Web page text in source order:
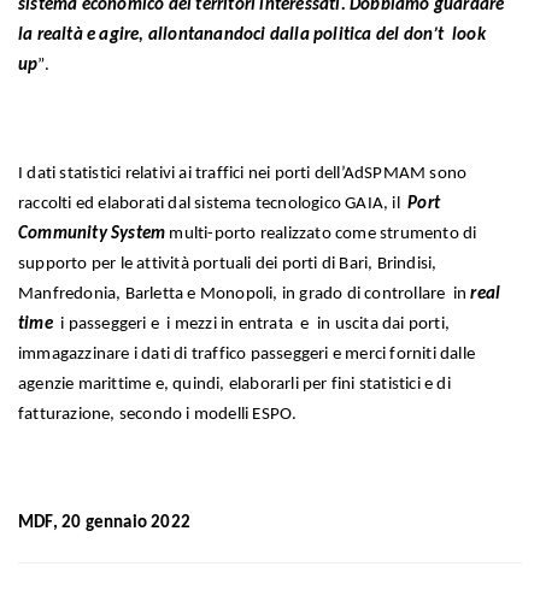
sistema economico dei territori interessati. Dobbiamo guardare
la realtà e agire, allontanandoci dalla politica del don’t look
up”.
I dati statistici relativi ai traffici nei porti dell’AdSPMAM sono
raccolti ed elaborati dal sistema tecnologico GAIA, ilPort
Community System multi-porto realizzato come strumento di
supporto per le attività portuali dei porti di Bari, Brindisi,
Manfredonia, Barletta e Monopoli, in grado di controllare inreal
timei passeggeri e i mezzi in entrata e in uscita dai porti,
immagazzinare i dati di traffico passeggeri e merci forniti dalle
agenzie marittime e, quindi, elaborarli per fini statistici e di
fatturazione, secondo i modelli ESPO.
MDF, 20 gennaio 2022